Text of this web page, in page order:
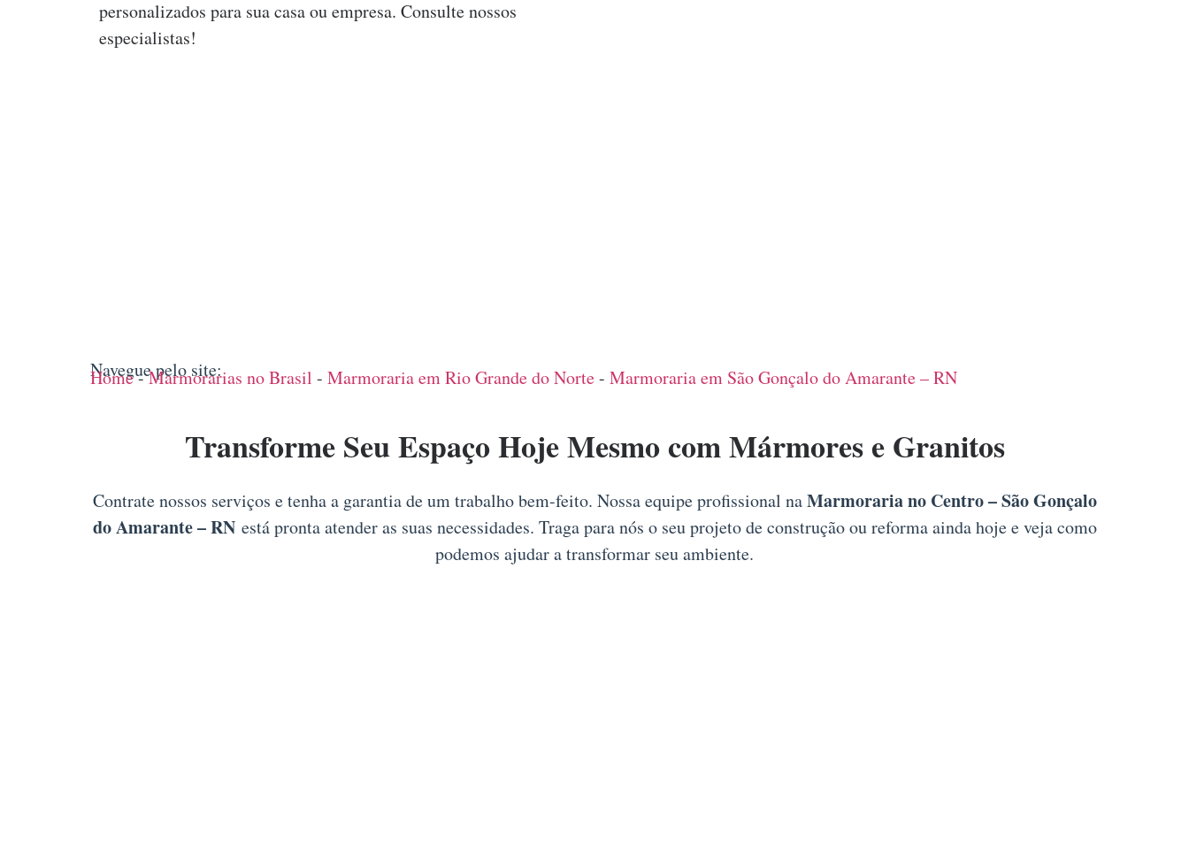
personalizados para sua casa ou empresa. Consulte nossos
especialistas!
Navegue pelo site:
Home-Marmorarias no Brasil - Marmoraria em Rio Grande do Norte- Marmoraria em São Gonçalo do Amarante – RN
Transforme Seu Espaço Hoje Mesmo com Mármores e Granitos
Contrate nossos serviços e tenha a garantia de um trabalho bem-feito. Nossa equipe profissional naMarmoraria no Centro – São Gonçalo
do Amarante – RNestá pronta atender as suas necessidades. Traga para nós o seu projeto de construção ou reforma ainda hoje e veja como
podemos ajudar a transformar seu ambiente.